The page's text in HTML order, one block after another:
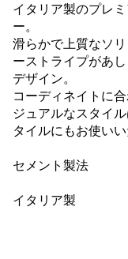
イタリア製のプレ
ー。
滑らかで上質なソ
ーストライプがあ
デザイン。
コーディネイトに
ジュアルなスタイ
タイルにもお使いい
セメント製法
イタリア製